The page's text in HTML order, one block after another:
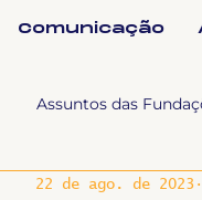
Comunicação
Assuntos das
Jurídicos e Relação
22 de ago. de 2023